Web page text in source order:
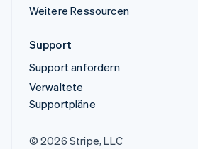
Weitere Ressourcen
Support
Support anfordern
Verwaltete
Supportpläne
© 2026 Stripe, LLC